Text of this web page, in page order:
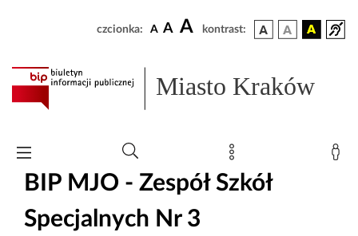
czcionka: A A A kontrast:
Miasto Kraków
BIP MJO - Zespół Szkół
Specjalnych Nr 3